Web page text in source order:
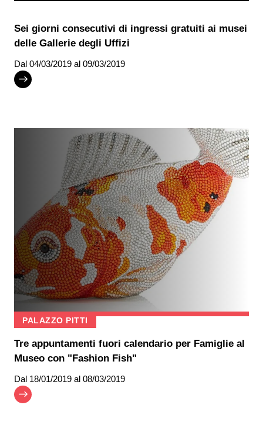
Sei giorni consecutivi di ingressi gratuiti ai musei
delle Gallerie degli Uffizi
Dal 04/03/2019 al 09/03/2019
PALAZZO PITTI
Tre appuntamenti fuori calendario per Famiglie al
Museo con "Fashion Fish"
Dal 18/01/2019 al 08/03/2019